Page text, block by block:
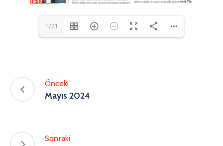
1/21
Önceki
Mayıs 2024
Sonraki